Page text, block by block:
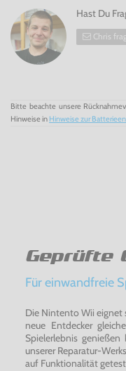
Hast Du
Chris
Bitte beachte unsere
Hinweise in Hinweise zur
Geprüfte
Für einwandfreie
Die Nintento Wii eignet
neue Entdecker
Spielerlebnis
unserer Reparatur-
auf Funktionalität